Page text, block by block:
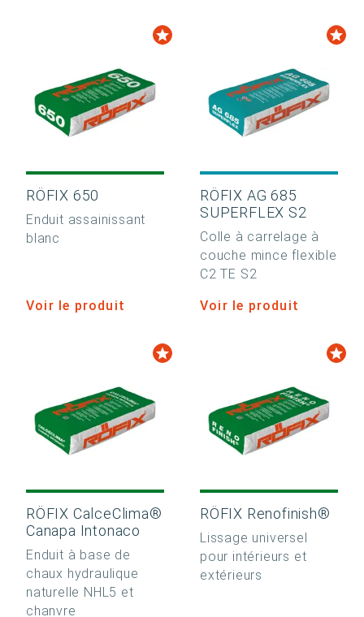
RÖFIX 650
Enduit assainissant
blanc
Voir le produit
RÖFIX AG 685
SUPERFLEX S2
Colle à carrelage à
couche mince flexible
C2 TE S2
Voir le produit
RÖFIX CalceClima®
Canapa Intonaco
Enduit à base de
chaux hydraulique
naturelle NHL5 et
chanvre
RÖFIX Renofinish®
Lissage universel
pour intérieurs et
extérieurs